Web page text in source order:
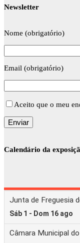
Newsletter
Nome (obrigatório)
Email (obrigatório)
Aceito que o meu
Calendário da